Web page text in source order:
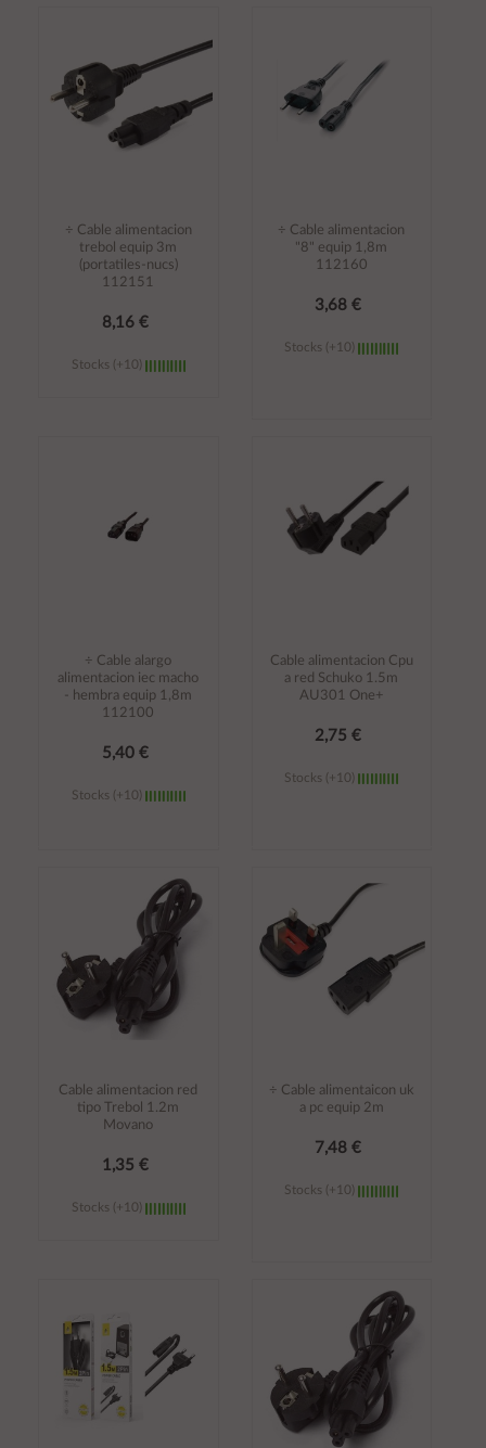
÷ Cable alimentacion
trebol equip 3m
(portatiles-nucs)
112151
8,16 €
Stocks (+10)
÷ Cable alimentacion
"8" equip 1,8m
112160
3,68 €
Stocks (+10)
÷ Cable alargo
alimentacion iec macho
- hembra equip 1,8m
112100
5,40 €
Stocks (+10)
carrito
Cable alimentacion Cpu
a red Schuko 1.5m
AU301 One+
2,75 €
Stocks (+10)
carrito
Cable alimentacion red
tipo Trebol 1.2m
Movano
1,35 €
Stocks (+10)
÷ Cable alimentaicon uk
a pc equip 2m
7,48 €
Stocks (+10)
carrito